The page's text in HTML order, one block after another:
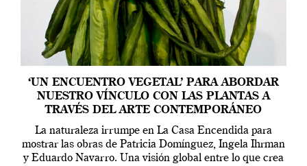
‘UN ENCUENTRO VEGETAL’ PARA ABORDAR
NUESTRO VÍNCULO CON LAS PLANTAS A
TRAVÉS DEL ARTE CONTEMPORÁNEO
La naturaleza irrumpe en La Casa Encendida para
mostrar las obras de Patricia Domínguez, Ingela Ihrman
y Eduardo Navarro. Una visión global entre lo que crea